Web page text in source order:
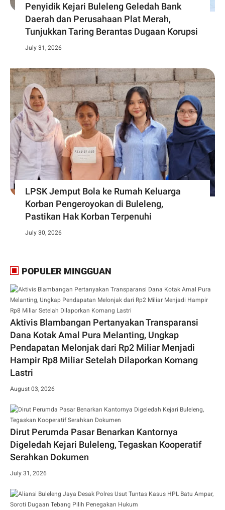
Penyidik Kejari Buleleng Geledah Bank
Daerah dan Perusahaan Plat Merah,
Tunjukkan Taring Berantas Dugaan Korupsi
July 31, 2026
LPSK Jemput Bola ke Rumah Keluarga
Korban Pengeroyokan di Buleleng,
Pastikan Hak Korban Terpenuhi
July 30, 2026
POPULER MINGGUAN
Aktivis Blambangan Pertanyakan Transparansi
Dana Kotak Amal Pura Melanting, Ungkap
Pendapatan Melonjak dari Rp2 Miliar Menjadi
Hampir Rp8 Miliar Setelah Dilaporkan Komang
Lastri
August 03, 2026
Dirut Perumda Pasar Benarkan Kantornya
Digeledah Kejari Buleleng, Tegaskan Kooperatif
Serahkan Dokumen
July 31, 2026